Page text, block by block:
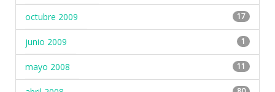
octubre 2009 17
junio 2009 1
mayo 2008 11